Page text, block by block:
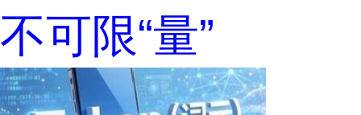
不可限“量”